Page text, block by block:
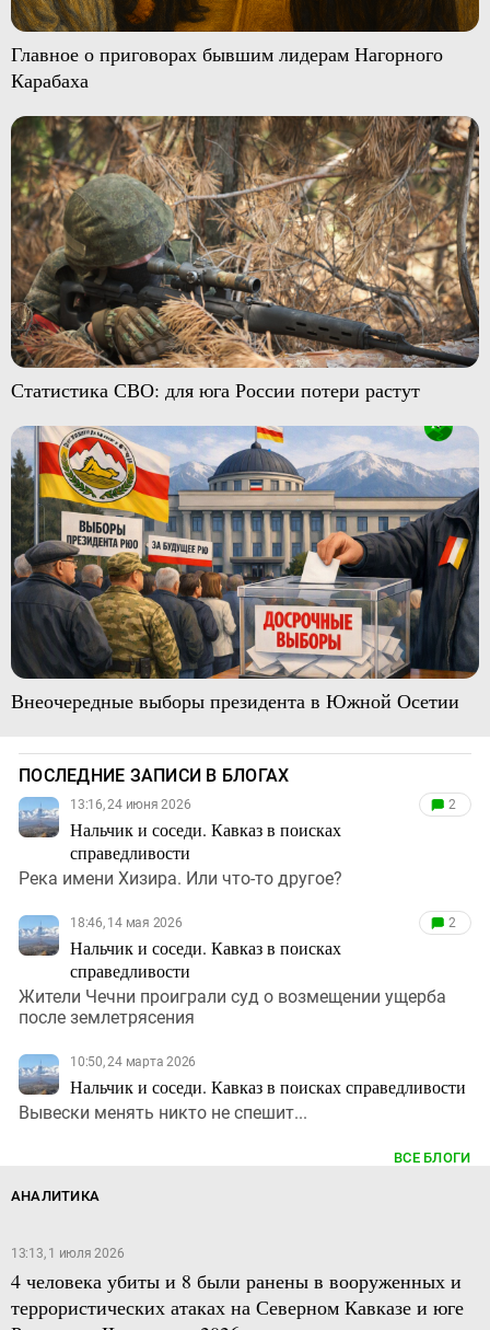
Главное о приговорах бывшим лидерам Нагорного
Карабаха
Статистика СВО: для юга России потери растут
Внеочередные выборы президента в Южной Осетии
ПОСЛЕДНИЕ ЗАПИСИ В БЛОГАХ
13:16, 24 июня 2026
Нальчик и соседи. Кавказ в поисках
справедливости
2
Река имени Хизира. Или что-то другое?
18:46, 14 мая 2026
Нальчик и соседи. Кавказ в поисках
справедливости
2
Жители Чечни проиграли суд о возмещении ущерба
после землетрясения
10:50, 24 марта 2026
Нальчик и соседи. Кавказ в поисках справедливости
Вывески менять никто не спешит...
ВСЕ БЛОГИ
АНАЛИТИКА
13:13, 1 июля 2026
4 человека убиты и 8 были ранены в вооруженных и
террористических атаках на Северном Кавказе и юге